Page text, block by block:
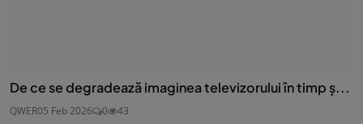
De ce se degradează imaginea televizorului în timp ș...
QWER05 Feb 2026 0 43